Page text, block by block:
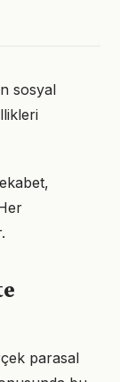
sosyal
parasal